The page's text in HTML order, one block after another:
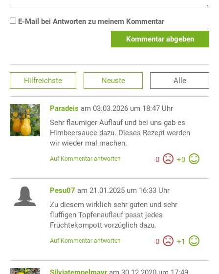
E-Mail bei Antworten zu meinem Kommentar
Kommentar abgeben
Hilfreichste Neuste Alle
Paradeis am 03.03.2026 um 18:47 Uhr
Sehr flaumiger Auflauf und bei uns gab es
Himbeersauce dazu. Dieses Rezept werden
wir wieder mal machen.
-0 +0
Auf Kommentar antworten
Pesu07 am 21.01.2025 um 16:33 Uhr
Zu diesem wirklich sehr guten und sehr
fluffigen Topfenauflauf passt jedes
Früchtekompott vorzüglich dazu.
-0 +1
Auf Kommentar antworten